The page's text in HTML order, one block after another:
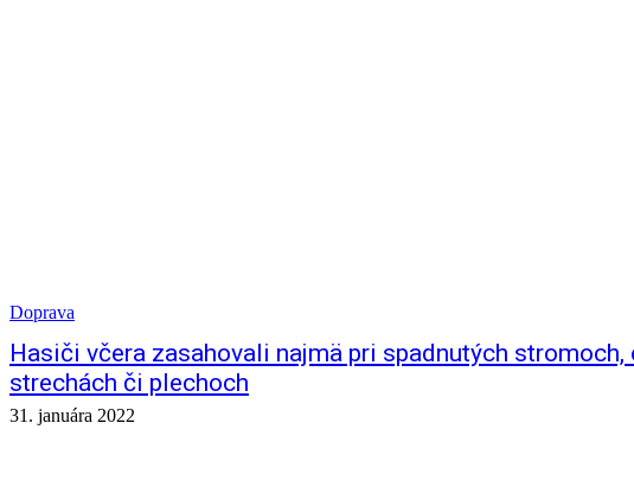
Doprava
Hasiči včera zasahovali najmä pri spadnutých stromoch,
strechách či plechoch
31. januára 2022